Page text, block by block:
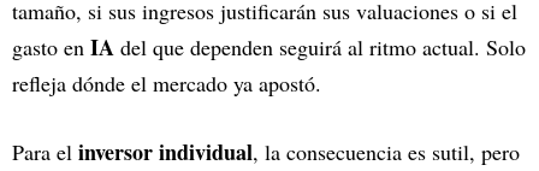
tamaño, si sus ingresos justificarán sus valuaciones o si el
gasto en IA del que dependen seguirá al ritmo actual. Solo
refleja dónde el mercado ya apostó.
Para el inversor individual, la consecuencia es sutil, pero